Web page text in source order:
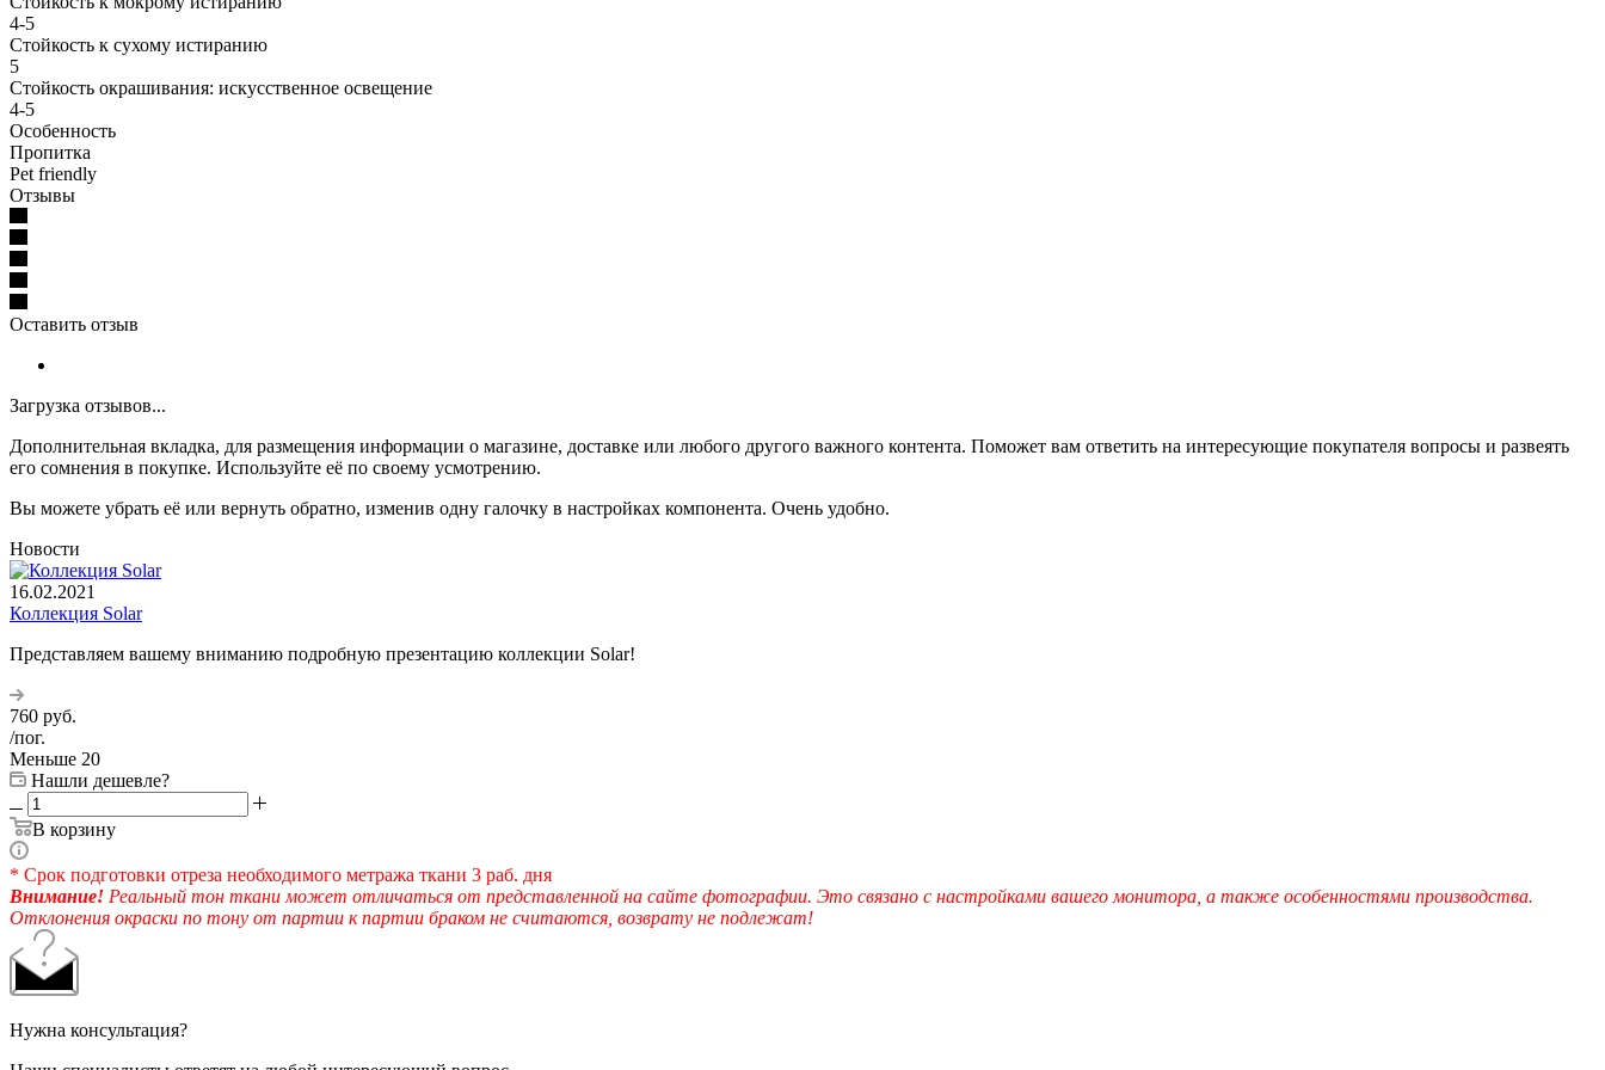
4-5
Стойкость к сухому истиранию
5
Стойкость окрашивания: искусственное освещение
4-5
Особенность
Пропитка
Pet friendly
Отзывы
Оставить отзыв
Загрузка отзывов...
Дополнительная вкладка, для размещения информации о магазине, доставке или любого другого важного контента. Поможет вам ответить на интересующие покупателя вопросы и развеять
его сомнения в покупке. Используйте её по своему усмотрению.
Вы можете убрать её или вернуть обратно, изменив одну галочку в настройках компонента. Очень удобно.
Новости
16.02.2021
Коллекция Solar
Представляем вашему вниманию подробную презентацию коллекции Solar!
760 руб.
/пог.
Меньше 20
Нашли дешевле?
В корзину
* Срок подготовки отреза необходимого метража ткани 3 раб. дня
Внимание! Реальный тон ткани может отличаться от представленной на сайте фотографии. Это связано с настройками вашего монитора, а также особенностями производства.
Отклонения окраски по тону от партии к партии браком не считаются, возврату не подлежат!
Нужна консультация?